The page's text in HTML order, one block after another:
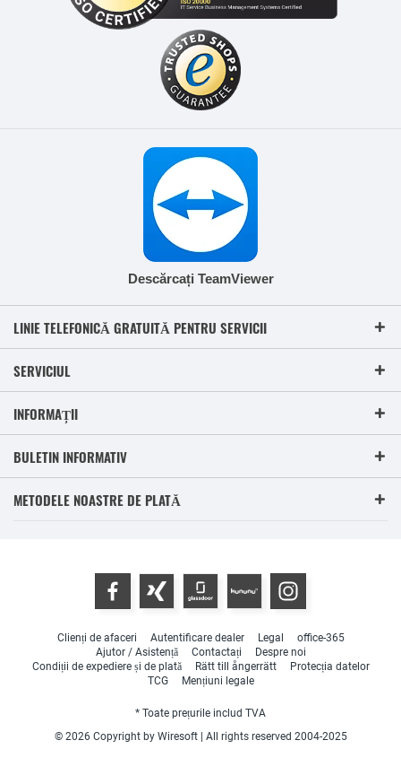
Descărcați TeamViewer
LINIE TELEFONICĂ GRATUITĂ PENTRU SERVICII
SERVICIUL
INFORMAȚII
BULETIN INFORMATIV
METODELE NOASTRE DE PLATĂ
Clienți de afaceri Autentificare dealer Legal
office-365
Ajutor / Asistență
Contactați
Despre noi
Condiții de expediere și de plată
Rätt till ångerrätt
Protecția datelor
TCG
Mențiuni legale
* Toate prețurile includ TVA
© 2026 Copyright by Wiresoft | All rights reserved 2004-2025